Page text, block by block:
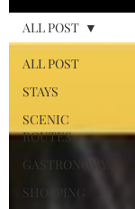
ALL POST
STAYS
SCENIC
ROUTES
GASTRONOMY
SHOPPING
ALL POST